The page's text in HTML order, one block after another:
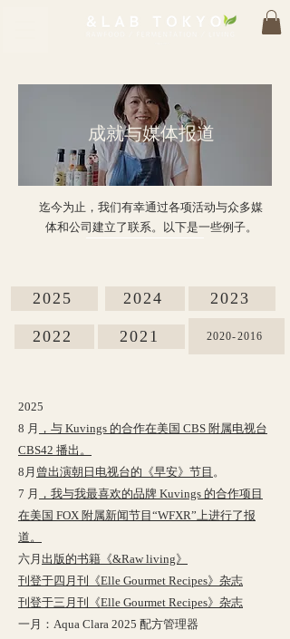
成就与媒体报道
迄今为止，我们有幸通过各项活动与众多媒
体和公司建立了联系。以下是一些例子。
2025 2024 2023
2022 2021 2020-2016
2025
8 月 ，与 Kuvings 的合作在美国 CBS 附属电视台
CBS42 播出。
8月 曾出演朝日电视台的《早安》节目 。
7 月 ，我与我最喜欢的品牌 Kuvings 的合作项目
在美国 FOX 附属新闻节目“WFXR”上进行了报
道。
六月 出版的书籍《&Raw living》
刊登于四月刊《Elle Gourmet Recipes》杂志
刊登于三月刊《Elle Gourmet Recipes》杂志
一月：Aqua Clara 2025 配方管理器